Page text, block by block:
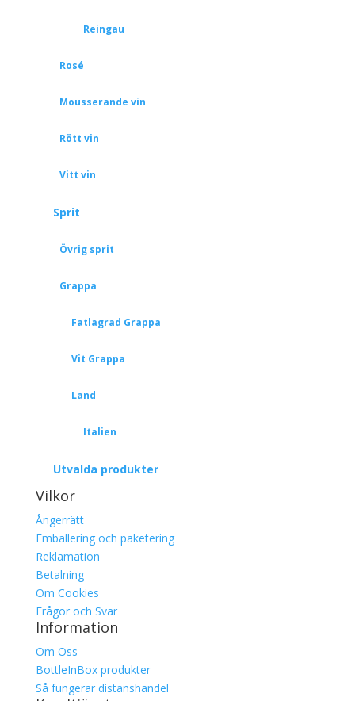
Reingau
Rosé
Mousserande vin
Rött vin
Vitt vin
Sprit
Övrig sprit
Grappa
Fatlagrad Grappa
Vit Grappa
Land
Italien
Utvalda produkter
Vilkor
Ångerrätt
Emballering och paketering
Reklamation
Betalning
Om Cookies
Frågor och Svar
Information
Om Oss
BottleInBox produkter
Så fungerar distanshandel